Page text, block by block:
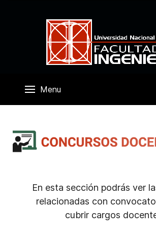
Menu
En esta sección podrás ver
relacionadas con
cubrir cargos